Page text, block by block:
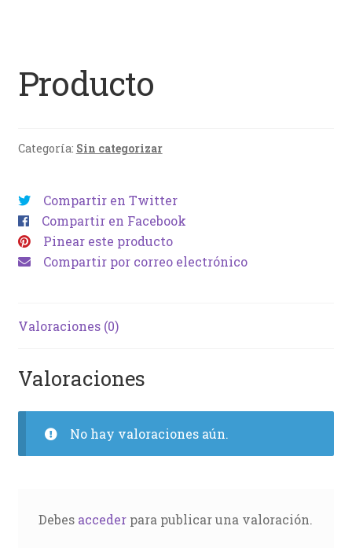
Producto
Categoría: Sin categorizar
Compartir en Twitter
Compartir en Facebook
Pinear este producto
Compartir por correo electrónico
Valoraciones (0)
Valoraciones
No hay valoraciones aún.
Debes accederpara publicar una valoración.